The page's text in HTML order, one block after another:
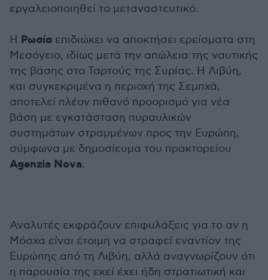
εργαλειοποιηθεί το μεταναστευτικό.
Η Ρωσία επιδιώκει να αποκτήσει ερείσματα στη
Μεσόγειο, ιδίως μετά την απώλεια της ναυτικής
της βάσης στο Ταρτούς της Συρίας. Η Λιβύη,
και συγκεκριμένα η περιοχή της Σεμπχά,
αποτελεί πλέον πιθανό προορισμό για νέα
βάση με εγκατάσταση πυραυλικών
συστημάτων στραμμένων προς την Ευρώπη,
σύμφωνα με δημοσίευμα του πρακτορείου
Agenzia Nova.
Αναλυτές εκφράζουν επιφυλάξεις για το αν η
Μόσχα είναι έτοιμη να στραφεί εναντίον της
Ευρώπης από τη Λιβύη, αλλά αναγνωρίζουν ότι
η παρουσία της εκεί έχει ήδη στρατιωτική και